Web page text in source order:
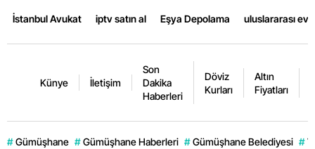
İstanbul Avukat iptv satın al Eşya Depolama uluslararası
Künye İletişim
Son
Dakika
Haberleri
Döviz
Kurları
Altın
Fiyatları
# Gümüşhane # Gümüşhane Haberleri # Gümüşhane Belediyesi #